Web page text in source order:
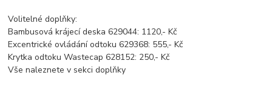
Volitelné doplňky:
Bambusová krájecí deska 629044: 1120,- Kč
Excentrické ovládání odtoku 629368: 555,- Kč
Krytka odtoku Wastecap 628152: 250,- Kč
Vše naleznete v sekci doplňky